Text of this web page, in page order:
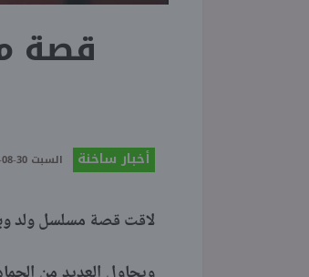
قصة
أخبار ساخنة السبت 30-08-2025 06:37 مـ
لاقت قصة مسلسل ولد